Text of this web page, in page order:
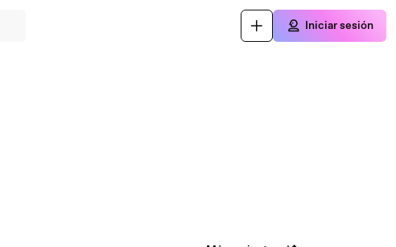
Iniciar sesión